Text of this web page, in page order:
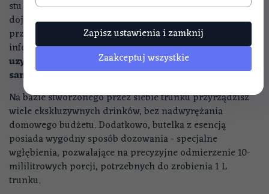
stu destylatów, zwanycheaux-de-vie(„wód życia”), które
dojrzewają w miedzianych zbiornikach, co najmniej
przez dwa lata. Mamy dla Ciebie dobrą
informację!Tworząc napój na bazie naszej zaprawki
uzyskasz „lustrzany” smak, odbijający niemal te
same nuty i aromaty, co kultowy koniak.
Na bazie stworzonego przez siebie trunku przyrządzisz
wiele ekskluzywnych drinków, bez nadwyrężania
domowego budżetu. Dodatkowo, butelka z esencją
posiada wygodny sposób dozowania - specjalne
wgłębienia, pozwalające na precyzyjne odmierzenie 10-
mililitrowych porcji, potrzebnych do zrobienia 1 L
trunku.
Zapisz ustawienia i zamknij
Zaakceptuj wszystkie